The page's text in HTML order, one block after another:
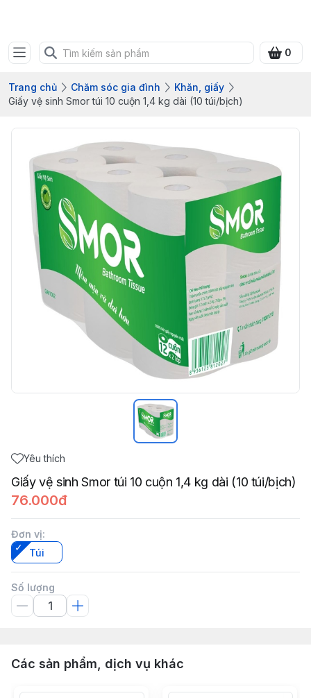
0
Trang chủ Chăm sóc gia đình
Khăn, giấy
Giấy vệ sinh Smor túi 10 cuộn 1,4 kg dài (10 túi/bịch)
Yêu thích
Giấy vệ sinh Smor túi 10 cuộn 1,4 kg dài (10 túi/bịch)
76.000đ
Đơn vị:
Túi
Số lượng
Các sản phẩm, dịch vụ khác